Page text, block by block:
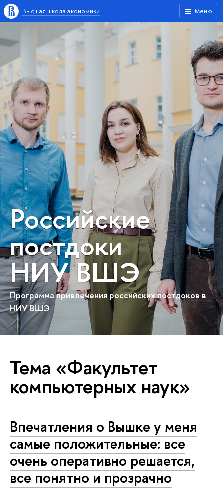
Меню
Высшая школа экономики
Российские
постдоки
НИУ ВШЭ
Программа привлечения российских постдоков в
НИУ ВШЭ
Тема «Факультет
компьютерных наук»
Впечатления о Вышке у меня
самые положительные: все
очень оперативно решается,
все понятно и прозрачно